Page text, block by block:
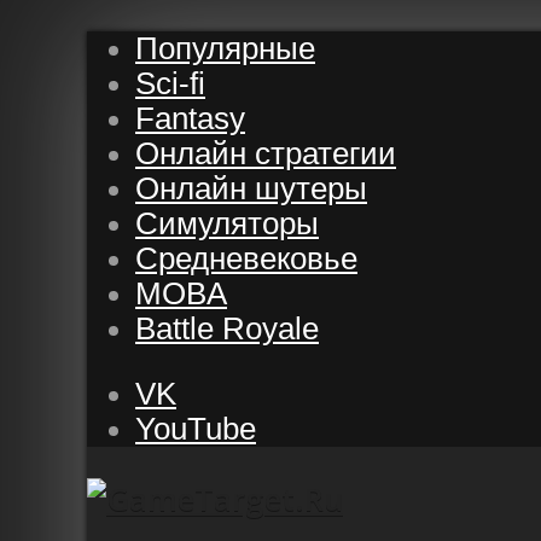
Популярные
Sci-fi
Fantasy
Онлайн стратегии
Онлайн шутеры
Симуляторы
Средневековье
MOBA
Battle Royale
VK
YouTube